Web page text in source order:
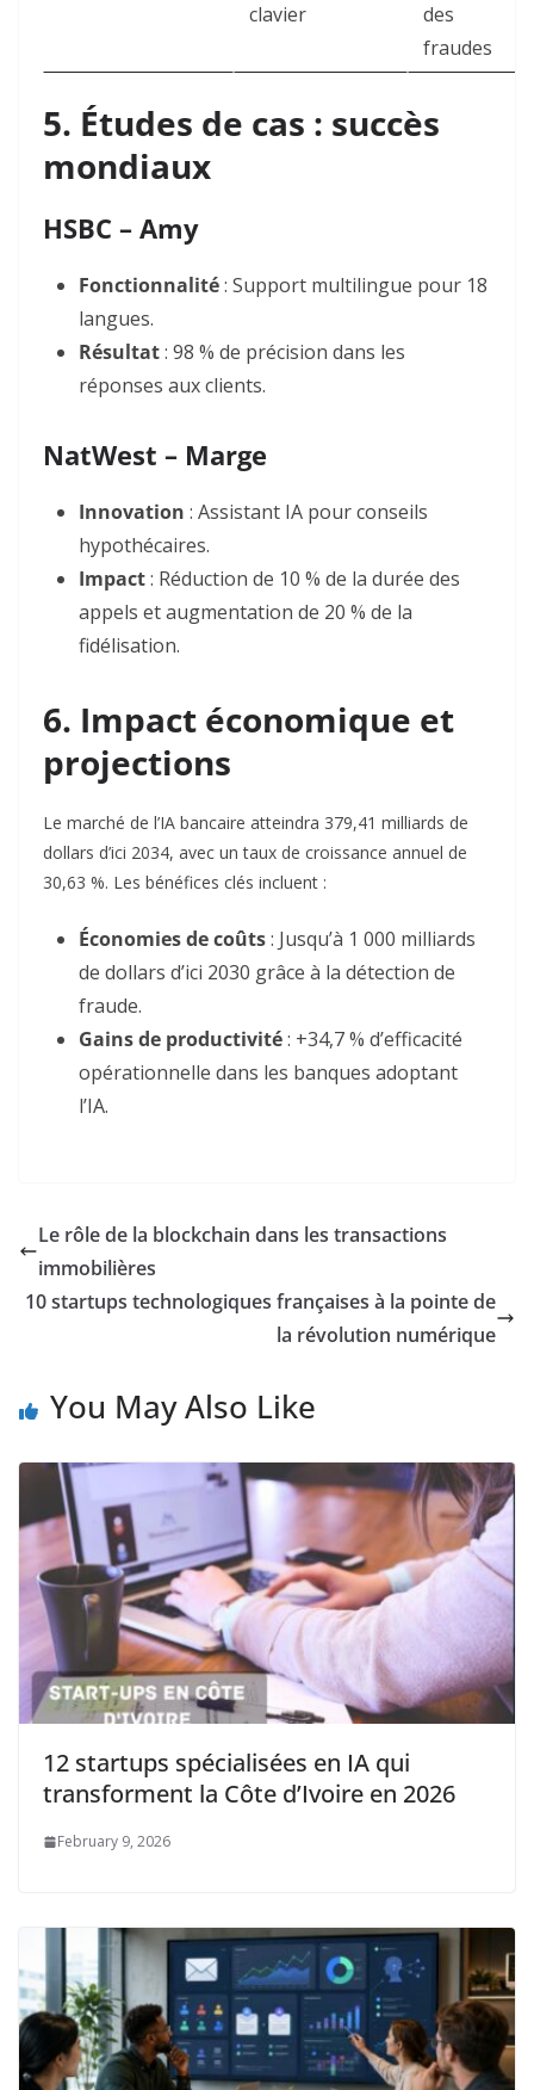
clavier
des
fraudes
5. Études de cas : succès
mondiaux
HSBC – Amy
Fonctionnalité: Support multilingue pour 18
langues.
Résultat: 98 % de précision dans les
réponses aux clients.
NatWest – Marge
Innovation : Assistant IA pour conseils
hypothécaires.
Impact: Réduction de 10 % de la durée des
appels et augmentation de 20 % de la
fidélisation.
6. Impact économique et
projections
Le marché de l’IA bancaire atteindra 379,41 milliards de
dollars d’ici 2034, avec un taux de croissance annuel de
30,63 %. Les bénéfices clés incluent :
Économies de coûts: Jusqu’à 1 000 milliards
de dollars d’ici 2030 grâce à la détection de
fraude.
Gains de productivité: +34,7 % d’efficacité
opérationnelle dans les banques adoptant
l’IA.
Le rôle de la blockchain dans les transactions
immobilières
10 startups technologiques françaises à la pointe de
la révolution numérique
You May Also Like
12 startups spécialisées en IA qui
transforment la Côte d’Ivoire en 2026
February 9, 2026